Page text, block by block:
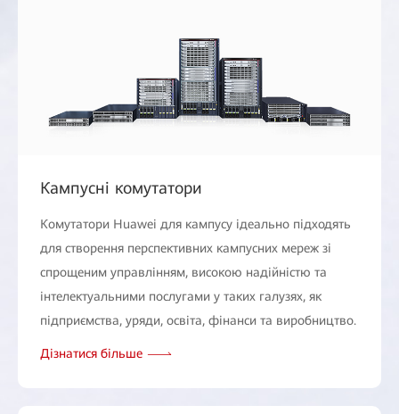
Кампусні комутатори
Комутатори Huawei для кампусу ідеально підходять
для створення перспективних кампусних мереж зі
спрощеним управлінням, високою надійністю та
інтелектуальними послугами у таких галузях, як
підприємства, уряди, освіта, фінанси та виробництво.
Дізнатися більше